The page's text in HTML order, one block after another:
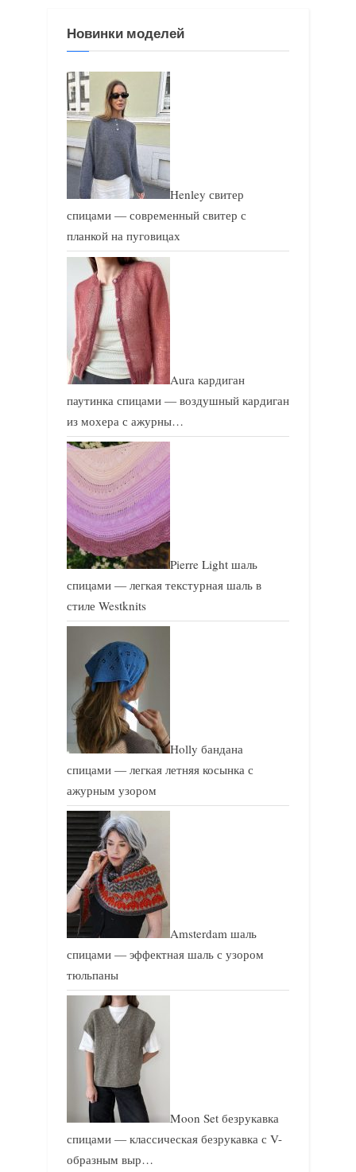
а
Новинки моделей
Henley свитер
спицами — современный свитер с
планкой на пуговицах
Aura кардиган
паутинка спицами — воздушный кардиган
из мохера с ажурны…
Pierre Light шаль
спицами — легкая текстурная шаль в
стиле Westknits
Holly бандана
спицами — легкая летняя косынка с
ажурным узором
Amsterdam шаль
спицами — эффектная шаль с узором
тюльпаны
Moon Set безрукавка
спицами — классическая безрукавка с V-
образным выр…